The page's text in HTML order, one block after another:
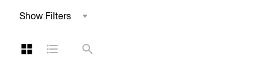
Show Filters
Field of Study
Grid LayoutList Layout